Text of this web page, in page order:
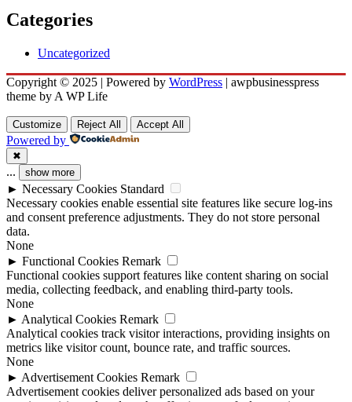
Categories
Uncategorized
Copyright © 2025 | Powered by WordPress | awpbusinesspress
theme by A WP Life
Customize Reject All Accept All
Powered by
✖
... show more
► Necessary Cookies Standard
Necessary cookies enable essential site features like secure log-ins
and consent preference adjustments. They do not store personal
data.
None
► Functional Cookies Remark
Functional cookies support features like content sharing on social
media, collecting feedback, and enabling third-party tools.
None
► Analytical Cookies Remark
Analytical cookies track visitor interactions, providing insights on
metrics like visitor count, bounce rate, and traffic sources.
None
► Advertisement Cookies Remark
Advertisement cookies deliver personalized ads based on your